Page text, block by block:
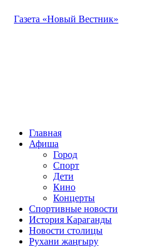
Газета «Новый Вестник»
Главная
Афиша
Город
Спорт
Дети
Кино
Концерты
Спортивные новости
История Караганды
Новости столицы
Рухани жаңғыру